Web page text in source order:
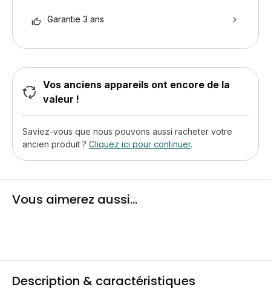
Garantie 3 ans
Vos anciens appareils ont encore de la
valeur !
Saviez-vous que nous pouvons aussi racheter votre
ancien produit ? Cliquez ici pour continuer.
Vous aimerez aussi...
Description & caractéristiques